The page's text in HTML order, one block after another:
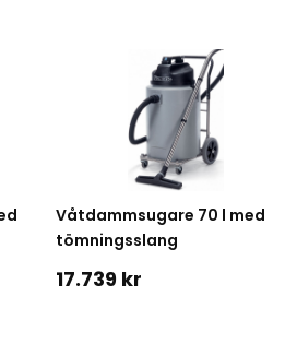
Våtdammsugare 70 l med
tömningsslang
17.739 kr